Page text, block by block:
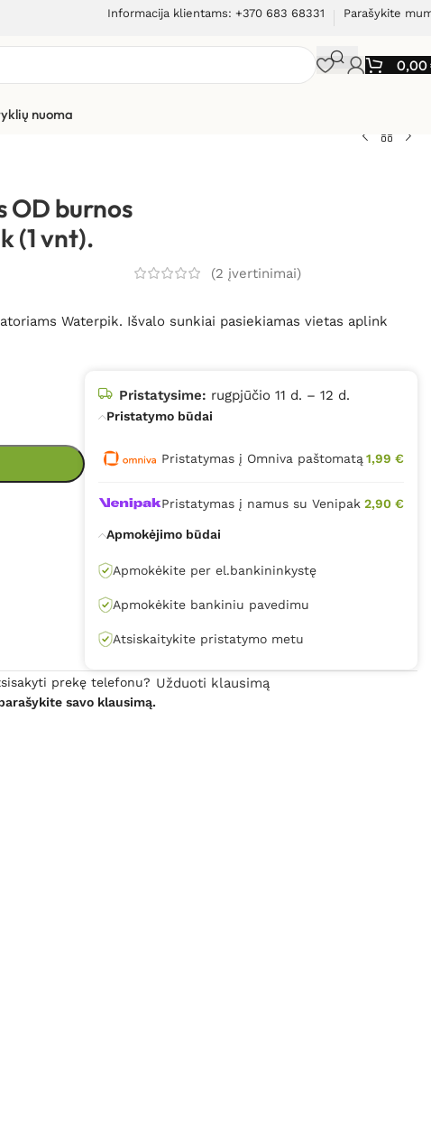
Informacija klientams: +370 683 68331 Parašykite
0,00
nuoma
Ortodontinis antgalis OD burnos irigatoriams Waterpik
burnos
(1 vnt).
(2 įvertinimai)
Waterpik. Išvalo sunkiai pasiekiamas vietas aplink
Pristatysime: rugpjūčio 11 d. – 12 d.
Pristatymo būdai
Pristatymas į Omniva paštomatą 1,99 €
Pristatymas į namus su Venipak 2,90 €
Apmokėjimo būdai
Apmokėkite per el.bankininkystę
Apmokėkite bankiniu pavedimu
Atsiskaitykite pristatymo metu
prekę telefonu?
savo klausimą.
Užduoti klausimą